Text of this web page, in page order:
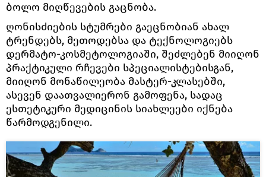
ბოლო მიღწევების გაცნობა.
ღონისძიების სტუმრები გაეცნობიან ახალ
ტრენდებს, მეთოდებსა და ტექნოლოგიებს
დერმატო-კოსმეტოლოგიაში, შეძლებენ მიიღონ
პრაქტიკული რჩევები სპეციალისტებისგან,
მიიღონ მონაწილეობა მასტერ-კლასებში,
ასევენ დაათვალიერონ გამოფენა, სადაც
ესთეტიკური მედიცინის სიახლეები იქნება
წარმოდგენილი.